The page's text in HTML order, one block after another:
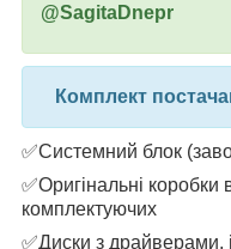
@SagitaDnepr
Комплект
✅Системний блок
✅Оригінальні коробки
комплектуючих
✅Диски з драйверами,